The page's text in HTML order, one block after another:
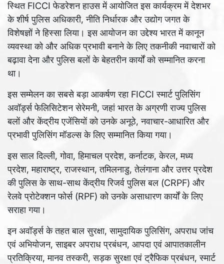
स्थित FICCI फेडरेशन हाउस में आयोजित इस कार्यक्रम में देशभर
के शीर्ष पुलिस अधिकारी, नीति निर्धारक और उद्योग जगत के
विशेषज्ञों ने हिस्सा लिया। इस आयोजन का उद्देश्य भारत में कानून
व्यवस्था को और अधिक प्रभावी बनाने के लिए तकनीकी नवाचारों को
बढ़ावा देना और पुलिस बलों के बेहतरीन कार्यों को सम्मानित करना
था।
इस सम्मेलन का सबसे बड़ा आकर्षण रहा FICCI स्मार्ट पुलिसिंग
अवॉर्ड्स फेलिसिटेशन सेरेमनी, जहां भारत के अग्रणी राज्य पुलिस
बलों और केंद्रीय एजेंसियों को उनके अनूठे, नवाचार-आधारित और
प्रभावी पुलिसिंग मॉडल्स के लिए सम्मानित किया गया।
इस साल दिल्ली, गोवा, हिमाचल प्रदेश, कर्नाटक, केरल, मध्य
प्रदेश, महाराष्ट्र, राजस्थान, तमिलनाडु, तेलंगाना और उत्तर प्रदेश
की पुलिस के साथ-साथ केंद्रीय रिजर्व पुलिस बल (CRPF) और
रेलवे प्रोटेक्शन फोर्स (RPF) को उनके असाधारण कार्यों के लिए
सराहा गया।
इन अवॉर्ड्स के तहत बाल सुरक्षा, सामुदायिक पुलिसिंग, अपराध जांच
एवं अभियोजन, साइबर अपराध प्रबंधन, आपदा एवं आपातकालीन
प्रतिक्रिया, मानव तस्करी, सड़क सुरक्षा एवं ट्रैफिक प्रबंधन, स्मार्ट